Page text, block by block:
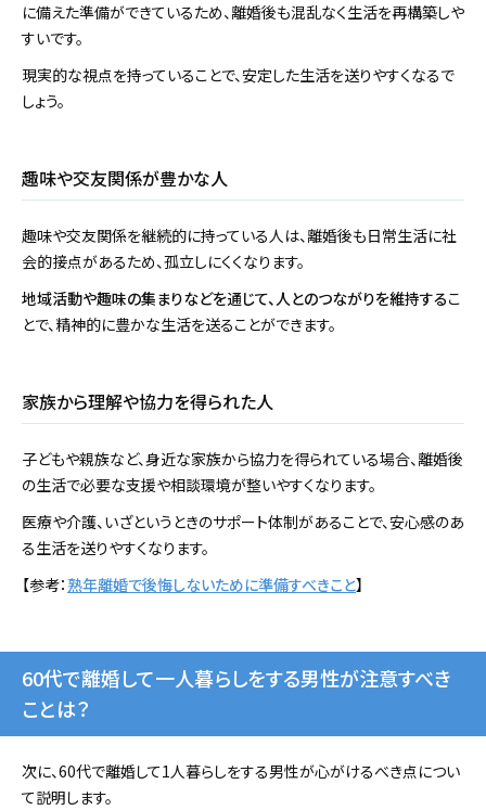
に備えた準備ができているため、離婚後も混乱なく生活を再構築しや
すいです。
現実的な視点を持っていることで、安定した生活を送りやすくなるで
しょう。
趣味や交友関係が豊かな人
趣味や交友関係を継続的に持っている人は、離婚後も日常生活に社
会的接点があるため、孤立しにくくなります。
地域活動や趣味の集まりなどを通じて、人とのつながりを維持するこ
とで、精神的に豊かな生活を送ることができます。
家族から理解や協力を得られた人
子どもや親族など、身近な家族から協力を得られている場合、離婚後
の生活で必要な支援や相談環境が整いやすくなります。
医療や介護、いざというときのサポート体制があることで、安心感のあ
る生活を送りやすくなります。
【参考：熟年離婚で後悔しないために準備すべきこと】
60代で離婚して一人暮らしをする男性が注意すべき
ことは？
次に、60代で離婚して1人暮らしをする男性が心がけるべき点につい
て説明します。